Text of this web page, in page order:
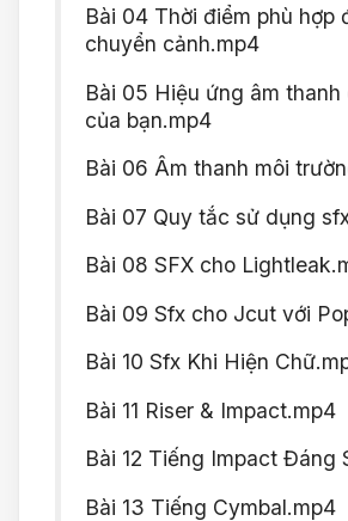
Bài 04 Thời điểm phù hợp
chuyển cảnh.mp4
Bài 05 Hiệu ứng âm
của bạn.mp4
Bài 06 Âm thanh môi
Bài 07 Quy tắc sử dụng
Bài 08 SFX cho
Bài 09 Sfx cho Jcut với
Bài 10 Sfx Khi Hiện
Bài 11 Riser & Impact.mp4
Bài 12 Tiếng Impact Đáng
Bài 13 Tiếng Cymbal.mp4